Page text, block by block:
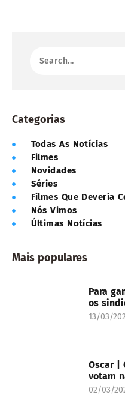
Categorias
Todas As Notícias
Filmes
Novidades
Séries
Filmes Que Deveria
Nós Vimos
Últimas Notícias
Mais populares
Para
os
13/03/
Oscar |
votam
02/03/